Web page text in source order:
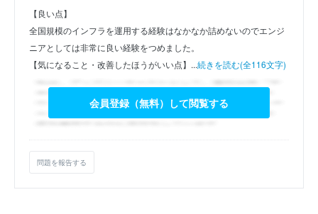
【良い点】
全国規模のインフラを運用する経験はなかなか詰めないのでエンジ
ニアとしては非常に良い経験をつめました。
【気になること・改善したほうがいい点】...続きを読む(全116文字)
会員登録（無料）して閲覧する
問題を報告する